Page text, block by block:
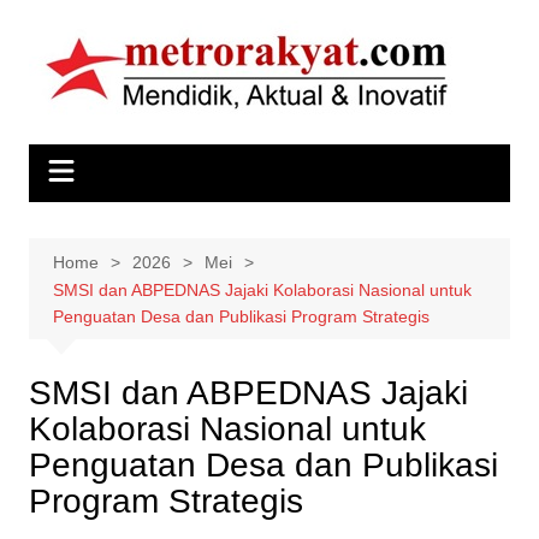
content
Home 2026
Mei
SMSI dan ABPEDNAS Jajaki Kolaborasi Nasional untuk
Penguatan Desa dan Publikasi Program Strategis
SMSI dan ABPEDNAS Jajaki
Kolaborasi Nasional untuk
Penguatan Desa dan Publikasi
Program Strategis